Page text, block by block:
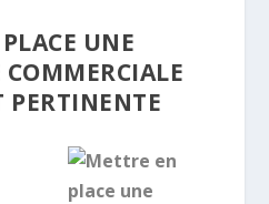
UNE
PERTINENTE